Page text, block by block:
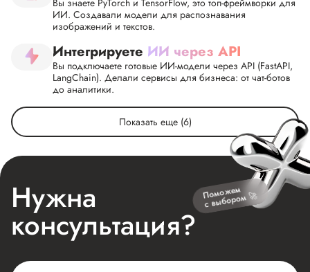
Вы знаете PyTorch и TensorFlow, это топ-фреймворки для
ИИ. Создавали модели для распознавания
изображений и текстов.
Интегрируете ИИ через API
Вы подключаете готовые ИИ-модели через API (FastAPI,
LangChain). Делали сервисы для бизнеса: от чат-ботов
до аналитики.
Показать еще (6)
Нужна
консультация?
Поможем
с выбором 🚀